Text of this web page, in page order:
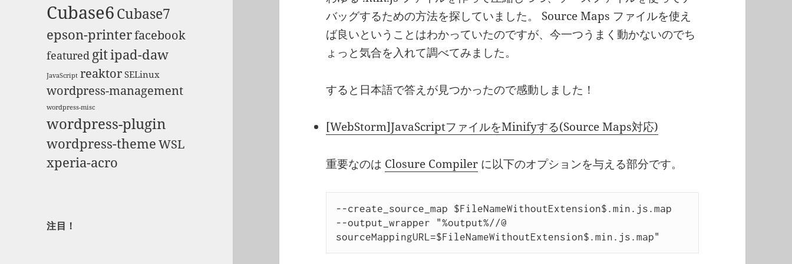
Cubase6Cubase7
epson-printerfacebook
featured gitipad-daw
JavaScript reaktor SELinux
wordpress-management
wordpress-misc
wordpress-plugin
wordpress-themeWSL
xperia-acro
注目！
バッグするための方法を探していました。 Source Maps ファイルを使え
ば良いということはわかっていたのですが、今一つうまく動かないのでち
ょっと気合を入れて調べてみました。
すると日本語で答えが見つかったので感動しました！
[WebStorm]JavaScriptファイルをMinifyする(Source Maps対応)
重要なのは Closure Compiler に以下のオプションを与える部分です。
--create_source_map $FileNameWithoutExtension$.min.js.map
--output_wrapper "%output%//@